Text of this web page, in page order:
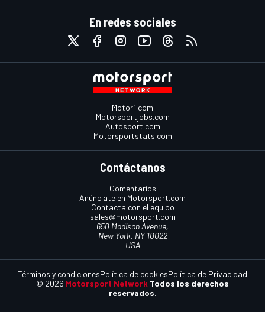
En redes sociales
Motor1.com
Motorsportjobs.com
Autosport.com
Motorsportstats.com
Contáctanos
Comentarios
Anúnciate en Motorsport.com
Contacta con el equipo
sales@motorsport.com
650 Madison Avenue,
New York, NY 10022
USA
© 2026 Motorsport Network Todos los derechos
reservados.
Términos y condicionesPolítica de cookiesPolítica de Privacidad